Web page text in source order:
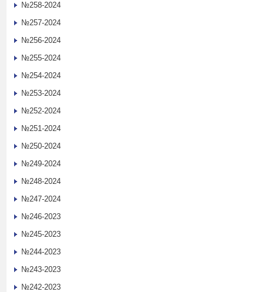
№258-2024
№257-2024
№256-2024
№255-2024
№254-2024
№253-2024
№252-2024
№251-2024
№250-2024
№249-2024
№248-2024
№247-2024
№246-2023
№245-2023
№244-2023
№243-2023
№242-2023